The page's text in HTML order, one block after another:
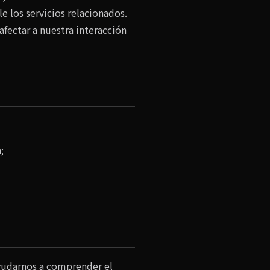
los servicios relacionados.
a nuestra interacción
a comprender el